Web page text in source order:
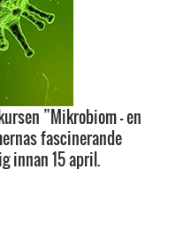
”Mikrobiom - en
fascinerande
innan 15 april.